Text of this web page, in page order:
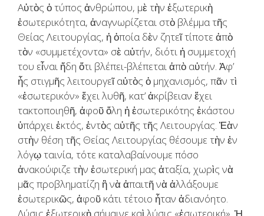
Αὐτὸς ὁ τύπος ἀνθρώπου, μὲ τὴν ἐξωτερικὴ
ἐσωτερικότητα, ἀναγνωρίζεται στὸ βλέμμα τῆς
Θείας Λειτουργίας, ἡ ὁποία δὲν ζητεῖ τίποτε ἀπὸ
τὸν «συμμετέχοντα» σὲ αὐτήν, διότι ἡ συμμετοχή
του εἶναι ἤδη ὅτι βλέπει-βλέπεται ἀπὸ αὐτήν. Ἀφ’
ἧς στιγμῆς λειτουργεῖ αὐτὸς ὁ μηχανισμός, πᾶν τὶ
«ἐσωτερικόν» ἔχει λυθῆ, κατ’ ἀκρίβειαν ἔχει
τακτοποιηθῆ, ἀφοῦ ὅλη ἡ ἐσωτερικότης ἑκάστου
ὑπάρχει ἐκτός, ἐντὸς αὐτῆς τῆς Λειτουργίας. Ἐὰν
στὴν θέση τῆς Θείας Λειτουργίας θέσουμε τὴν ἐν
λόγῳ ταινία, τότε καταλαβαίνουμε πόσο
ἀνακούφιζε τὴν ἐσωτερική μας ἀταξία, χωρὶς νὰ
μᾶς προβληματίζη ἢ νὰ ἀπαιτῆ νὰ ἀλλάξουμε
ἐσωτερικῶς, ἀφοῦ κάτι τέτοιο ἦταν ἀδιανόητο.